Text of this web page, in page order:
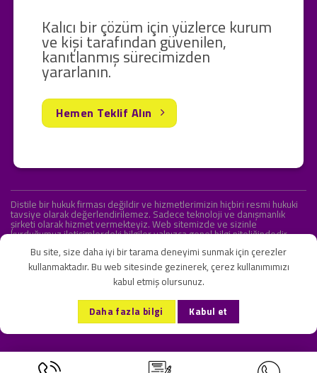
Kalıcı bir çözüm için yüzlerce kurum
ve kişi tarafından güvenilen,
kanıtlanmış sürecimizden
yararlanın.
Hemen Teklif Alın
Distile bir hukuk firması değildir ve hizmetlerimizin hiçbiri resmi hukuki
tavsiye olarak değerlendirilemez. Sadece teknoloji ve danışmanlık
şirketi olarak hizmet vermekteyiz. Web sitemizde ve sizinle
kurduğumuz iletişimlerdeki bilgiler yalnızca genel bilgi niteliğindedir.
KVKK ve Gizlilik Sözleşmesi S.S.S. İletişim
Copyright 2026 ©Onlipr Teknoloji ve Ticaret A.Ş.
Bu site, size daha iyi bir tarama deneyimi sunmak için çerezler
kullanmaktadır. Bu web sitesinde gezinerek, çerez kullanımımızı
kabul etmiş olursunuz.
Daha fazla bilgi Kabul et